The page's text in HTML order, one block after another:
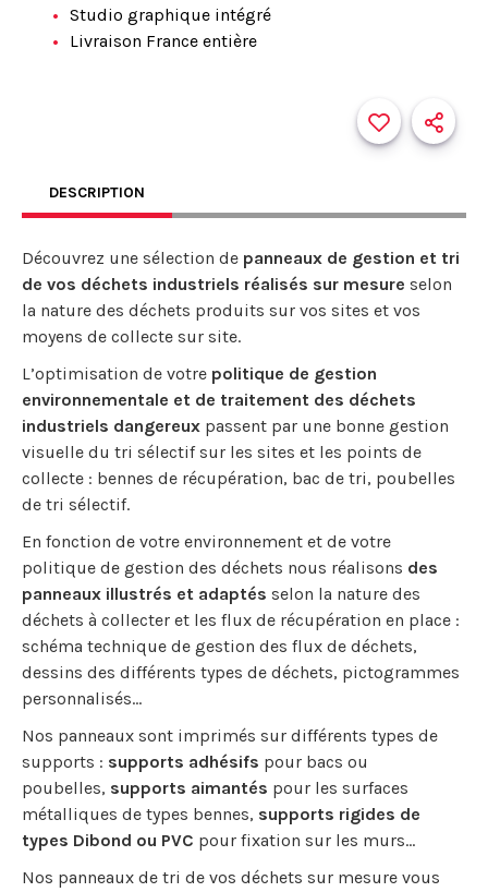
Studio graphique intégré
Livraison France entière
DESCRIPTION
Découvrez une sélection de panneaux de gestion et tri
de vos déchets industriels réalisés sur mesure selon
la nature des déchets produits sur vos sites et vos
moyens de collecte sur site.
L’optimisation de votre politique de gestion
environnementale et de traitement des déchets
industriels dangereux passent par une bonne gestion
visuelle du tri sélectif sur les sites et les points de
collecte : bennes de récupération, bac de tri, poubelles
de tri sélectif.
En fonction de votre environnement et de votre
politique de gestion des déchets nous réalisons des
panneaux illustrés et adaptés selon la nature des
déchets à collecter et les flux de récupération en place :
schéma technique de gestion des flux de déchets,
dessins des différents types de déchets, pictogrammes
personnalisés…
Nos panneaux sont imprimés sur différents types de
supports : supports adhésifs pour bacs ou
poubelles, supports aimantés pour les surfaces
métalliques de types bennes, supports rigides de
types Dibond ou PVC pour fixation sur les murs…
Nos panneaux de tri de vos déchets sur mesure vous